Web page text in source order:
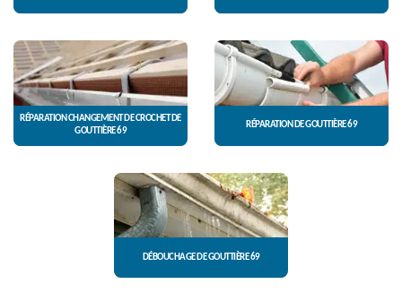
RÉPARATION CHANGEMENT DE CROCHET DE
GOUTTIÈRE 69
RÉPARATION DE GOUTTIÈRE 69
DÉBOUCHAGE DE GOUTTIÈRE 69